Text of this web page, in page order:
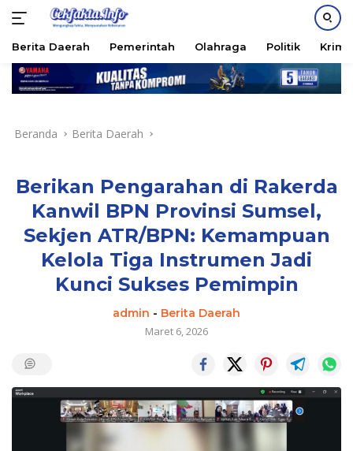
Langsung
Berita Daerah Pemerintah Olahraga Politik
Beranda Berita Daerah
Berikan Pengarahan di Rakerda
Kanwil BPN Provinsi Sumsel,
Sekjen ATR/BPN: Kemampuan
Kelola Tiga Instrumen Jadi
Kunci Sukses Pemimpin
admin - Berita Daerah
Maret 6, 2026